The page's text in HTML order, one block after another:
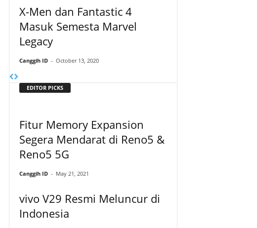
X-Men dan Fantastic 4
Masuk Semesta Marvel
Legacy
Canggih ID - October 13, 2020
EDITOR PICKS
Fitur Memory Expansion
Segera Mendarat di Reno5 &
Reno5 5G
Canggih ID - May 21, 2021
vivo V29 Resmi Meluncur di
Indonesia